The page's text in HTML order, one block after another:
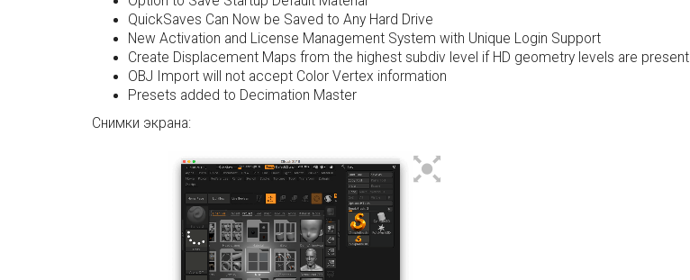
QuickSaves Can Now be Saved to Any Hard Drive
New Activation and License Management System with Unique Login Support
Create Displacement Maps from the highest subdiv level if HD geometry levels are present
OBJ Import will not accept Color Vertex information
Presets added to Decimation Master
Снимки экрана: